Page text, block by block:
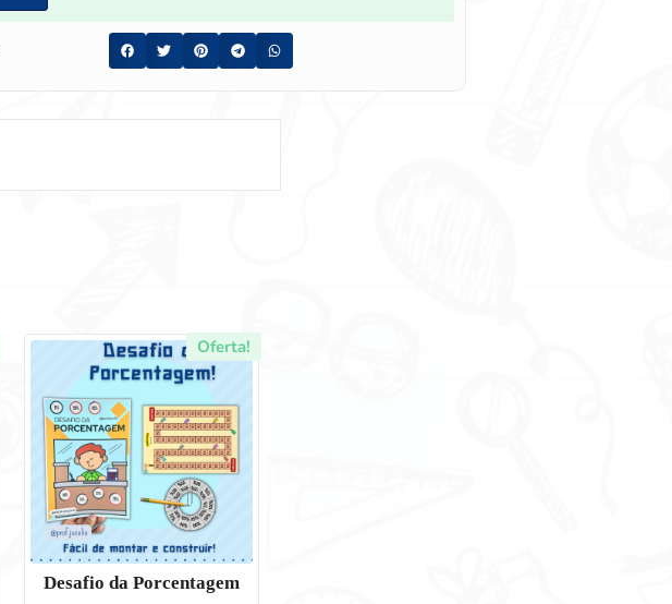
Oferta!
Desafio da Porcentagem